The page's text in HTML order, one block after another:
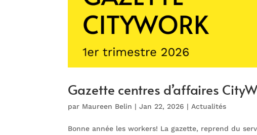
Gazette centres d’affaires
par Maureen Belin |Jan 22, 2026 |Actualités
Bonne année les workers! La gazette, reprend du